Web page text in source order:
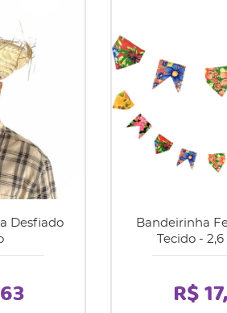
Desfiado
Bandeirinha
Tecido -
R$